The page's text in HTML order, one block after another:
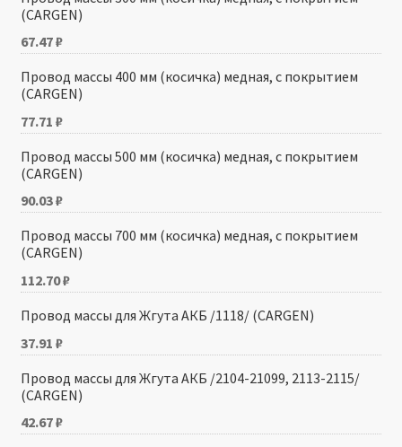
(CARGEN)
67.47₽
Провод массы 400 мм (косичка) медная, с покрытием
(CARGEN)
77.71 ₽
Провод массы 500 мм (косичка) медная, с покрытием
(CARGEN)
90.03₽
Провод массы 700 мм (косичка) медная, с покрытием
(CARGEN)
112.70₽
Провод массы для Жгута АКБ /1118/ (CARGEN)
37.91 ₽
Провод массы для Жгута АКБ /2104-21099, 2113-2115/
(CARGEN)
42.67₽